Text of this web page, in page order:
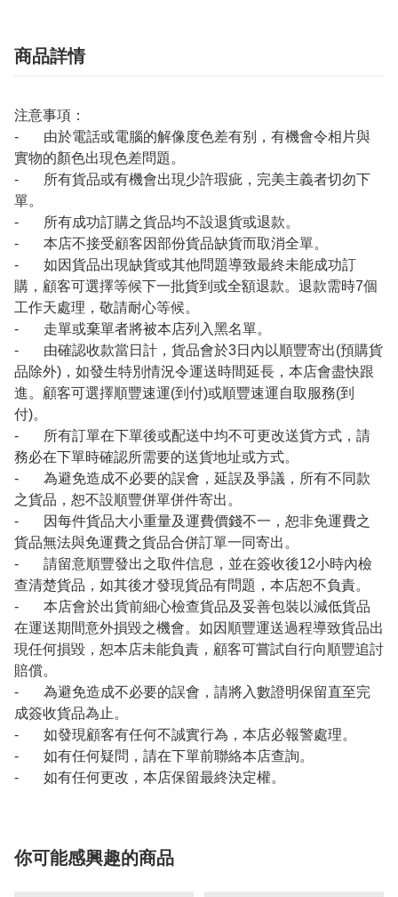
商品詳情
注意事項：
- 由於電話或電腦的解像度色差有别，有機會令相片與
實物的顏色出現色差問題。
- 所有貨品或有機會出現少許瑕疵，完美主義者切勿下
單。
- 所有成功訂購之貨品均不設退貨或退款。
- 本店不接受顧客因部份貨品缺貨而取消全單。
- 如因貨品出現缺貨或其他問題導致最終未能成功訂
購，顧客可選擇等候下一批貨到或全額退款。退款需時7個
工作天處理，敬請耐心等候。
- 走單或棄單者將被本店列入黑名單。
- 由確認收款當日計，貨品會於3日內以順豐寄出(預購貨
品除外)，如發生特別情況令運送時間延長，本店會盡快跟
進。顧客可選擇順豐速運(到付)或順豐速運自取服務(到
付)。
- 所有訂單在下單後或配送中均不可更改送貨方式，請
務必在下單時確認所需要的送貨地址或方式。
- 為避免造成不必要的誤會，延誤及爭議，所有不同款
之貨品，恕不設順豐併單併件寄出。
- 因每件貨品大小重量及運費價錢不一，恕非免運費之
貨品無法與免運費之貨品合併訂單一同寄出。
- 請留意順豐發出之取件信息，並在簽收後12小時內檢
查清楚貨品，如其後才發現貨品有問題，本店恕不負責。
- 本店會於出貨前細心檢查貨品及妥善包裝以減低貨品
在運送期間意外損毀之機會。如因順豐運送過程導致貨品出
現任何損毀，恕本店未能負責，顧客可嘗試自行向順豐追討
賠償。
- 為避免造成不必要的誤會，請將入數證明保留直至完
成簽收貨品為止。
- 如發現顧客有任何不誠實行為，本店必報警處理。
- 如有任何疑問，請在下單前聯絡本店查詢。
- 如有任何更改，本店保留最終決定權。
你可能感興趣的商品